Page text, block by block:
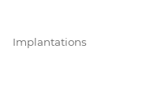
Implantations